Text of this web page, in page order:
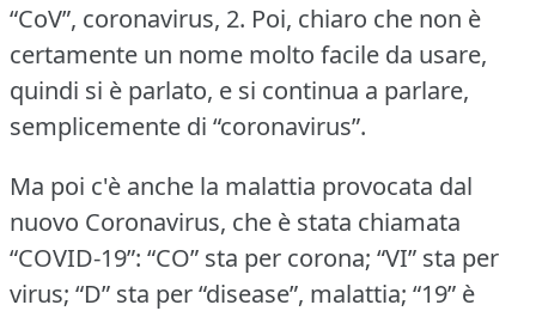
“CoV”, coronavirus, 2. Poi, chiaro che non è
certamente un nome molto facile da usare,
quindi si è parlato, e si continua a parlare,
semplicemente di “coronavirus”.
Ma poi c'è anche la malattia provocata dal
nuovo Coronavirus, che è stata chiamata
“COVID-19”: “CO” sta per corona; “VI” sta per
virus; “D” sta per “disease”, malattia; “19” è